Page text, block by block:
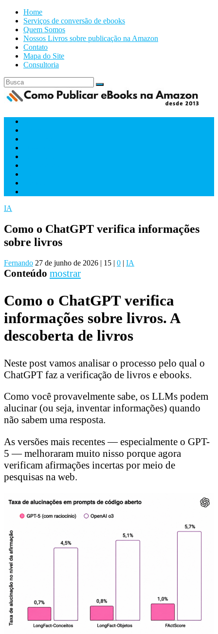
Home
Serviços de conversão de ebooks
Quem Somos
Nossos Livros sobre publicação na Amazon
Contato
Mapa do Site
Consultoria
IA
Como o ChatGPT verifica informações
sobre livros
Fernando 27 de junho de 2026 | 15 | 0 | IA
Conteúdo mostrar
Como o ChatGPT verifica
informações sobre livros. A
descoberta de livros
Neste post vamos analisar o processo pelo qual o
ChatGPT faz a verificação de livros e ebooks.
Como você provavelmente sabe, os LLMs podem
alucinar (ou seja, inventar informações) quando
não sabem uma resposta.
As versões mais recentes — especialmente o GPT-
5 — melhoraram muito nisso porque agora
verificam afirmações incertas por meio de
pesquisas na web.